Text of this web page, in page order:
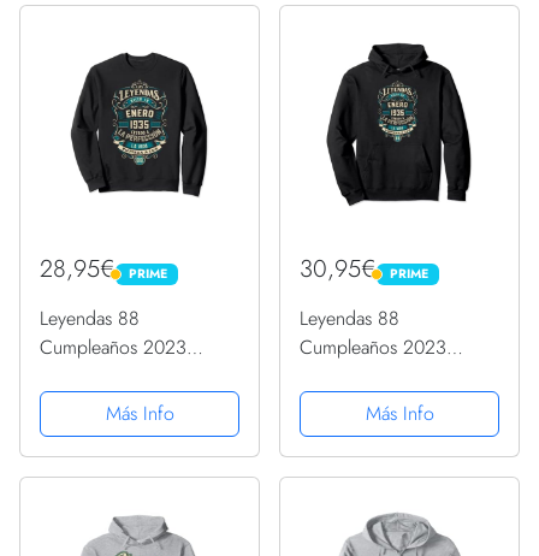
28,95€ PRIME
PRIME
Leyendas 88
Cumpleaños 2023
1935 Sudadera
Más Info
30,95€ PRIME
PRIME
Leyendas 88
Cumpleaños 2023
1935 Sudadera con
Capucha
Más Info